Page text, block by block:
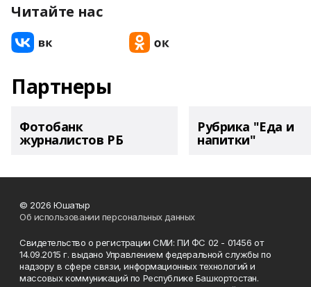
Читайте нас
Партнеры
Фотобанк
журналистов РБ
Рубрика "Еда и
напитки"
© 2026 Юшатыр
Об использовании персональных данных
Свидетельство о регистрации СМИ: ПИ ФС 02 - 01456 от
14.09.2015 г. выдано Управлением федеральной службы по
надзору в сфере связи, информационных технологий и
массовых коммуникаций по Республике Башкортостан.